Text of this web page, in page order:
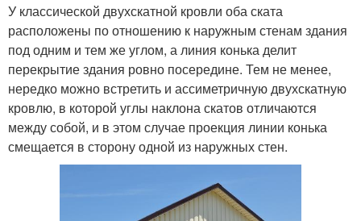
У классической двухскатной кровли оба ската
расположены по отношению к наружным стенам здания
под одним и тем же углом, а линия конька делит
перекрытие здания ровно посередине. Тем не менее,
нередко можно встретить и ассиметричную двухскатную
кровлю, в которой углы наклона скатов отличаются
между собой, и в этом случае проекция линии конька
смещается в сторону одной из наружных стен.